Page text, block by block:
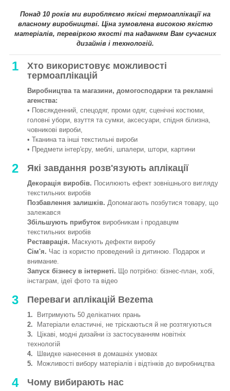
Понад 10 років ми виробляємо якісні термоаплікації на
власному виробництві. Ціна зумовлена високою якістю
матеріалів, перевіркою якості та наданням Вам сучасних
дизайнів і технологій.
1
Хто використовує можливості
термоаплікацій
Виробництва та магазини, домогосподарки та рекламні
агенства:
• Повсякденний, спецодяг, проми одяг, сценічні костюми,
головні убори, взуття та сумки, аксесуари, спідня білизна,
човникові вироби,
• Тканина та інші текстильні вироби
• Предмети інтер'єру, меблі, шпалери, штори, картини
2 Які завдання розв'язують аплікації
Декорація виробів. Посилюють ефект зовнішнього вигляду
текстильних виробів
Позбавлення залишків. Допомагають позбутися товару, що
залежався
Збільшують прибуток виробникам і продавцям
текстильних виробів
Реставрація. Маскують дефекти виробу
Сім'я. Час із користю проведений із дитиною. Подарок и
внимание.
Запуск бізнесу в інтернеті. Що потрібно: бізнес-план, хобі,
інстаграм, ідеї фото та відео
3 Переваги аплікацій Bezema
1. Витримують 50 делікатних прань
2. Матеріали еластичні, не тріскаються й не розтягуються
3. Цікаві, модні дизайни із застосуванням новітніх
технологій
4. Швидке нанесення в домашніх умовах
5. Можливості вибору матеріалів і відтінків до виробництва
4 Чому вибирають нас